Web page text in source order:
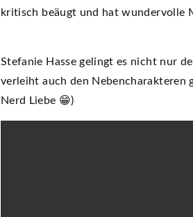
kritisch beäugt und hat wundervolle
Stefanie Hasse gelingt es nicht nur
verleiht auch den Nebencharakteren
Nerd Liebe 😁)